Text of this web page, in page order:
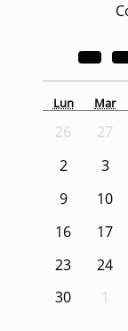
Lun Mar
26 27
2
3
9
10
16
17
23
24
30
1